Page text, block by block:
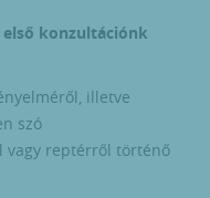
konzultációnk
illetve
szó
vagy reptérről történő